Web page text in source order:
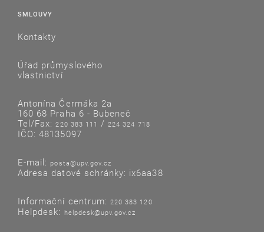
SMLOUVY
Kontakty
Úřad průmyslového
vlastnictví
Antonína Čermáka 2a
160 68 Praha 6 - Bubeneč
Tel/Fax:220 383 111 /224 324 718
IČO: 48135097
E-mail: posta@upv.gov.cz
Adresa datové schránky: ix6aa38
Informační centrum: 220 383 120
Helpdesk: helpdesk@upv.gov.cz